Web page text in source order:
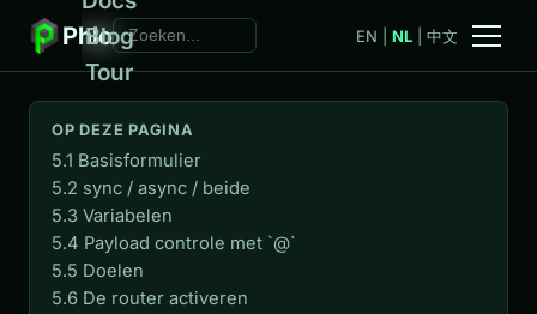
Phlo
Blog
Tour
EN NL| 中文
OP DEZE PAGINA
5.1 Basisformulier
5.2 sync / async / beide
5.3 Variabelen
5.4 Payload controle met `@`
5.5 Doelen
5.6 De router activeren